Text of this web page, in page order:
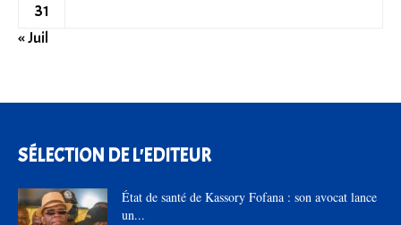
31
« Juil
SÉLECTION DE L'EDITEUR
État de santé de Kassory Fofana : son avocat lance
un...